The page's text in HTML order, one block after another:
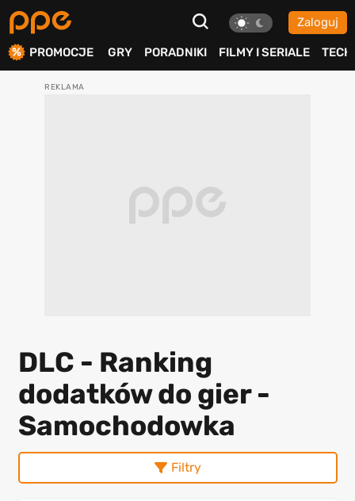
Zaloguj
PROMOCJE GRY PORADNIKI FILMY I SERIALE TECH
DLC - Ranking
dodatków do gier -
Samochodowka
Filtry